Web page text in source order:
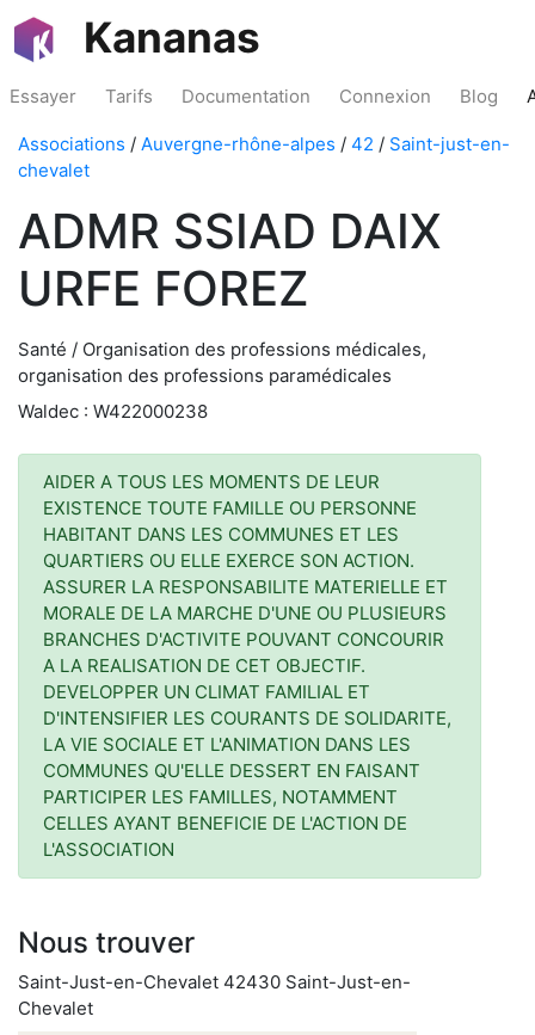
Kananas
Essayer Tarifs Documentation Connexion Blog
Associations / Auvergne-rhône-alpes / 42 / Saint-just-en-
chevalet
ADMR SSIAD DAIX
URFE FOREZ
Santé / Organisation des professions médicales,
organisation des professions paramédicales
Waldec : W422000238
AIDER A TOUS LES MOMENTS DE LEUR
EXISTENCE TOUTE FAMILLE OU PERSONNE
HABITANT DANS LES COMMUNES ET LES
QUARTIERS OU ELLE EXERCE SON ACTION.
ASSURER LA RESPONSABILITE MATERIELLE ET
MORALE DE LA MARCHE D'UNE OU PLUSIEURS
BRANCHES D'ACTIVITE POUVANT CONCOURIR
A LA REALISATION DE CET OBJECTIF.
DEVELOPPER UN CLIMAT FAMILIAL ET
D'INTENSIFIER LES COURANTS DE SOLIDARITE,
LA VIE SOCIALE ET L'ANIMATION DANS LES
COMMUNES QU'ELLE DESSERT EN FAISANT
PARTICIPER LES FAMILLES, NOTAMMENT
CELLES AYANT BENEFICIE DE L'ACTION DE
L'ASSOCIATION
Nous trouver
Saint-Just-en-Chevalet 42430 Saint-Just-en-
Chevalet